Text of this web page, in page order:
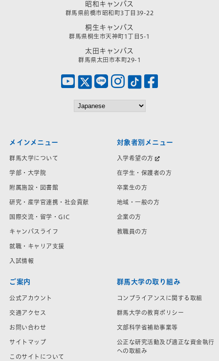
昭和キャンパス
群馬県前橋市昭和町3丁目39-22
桐生キャンパス
群馬県桐生市天神町1丁目5-1
太田キャンパス
群馬県太田市本町29-1
メインメニュー
群馬大学について
学部・大学院
附属施設・図書館
研究・産学官連携・社会貢献
国際交流・留学・GIC
キャンパスライフ
就職・キャリア支援
入試情報
対象者別メニュー
入学希望の方
在学生・保護者の方
卒業生の方
地域・一般の方
企業の方
教職員の方
ご案内
公式アカウント
交通アクセス
お問い合わせ
サイトマップ
このサイトについて
群馬大学の取り組み
コンプライアンスに関する取組
群馬大学の教育ポリシー
文部科学省補助事業等
公正な研究活動及び適正な資金執行
への取組み